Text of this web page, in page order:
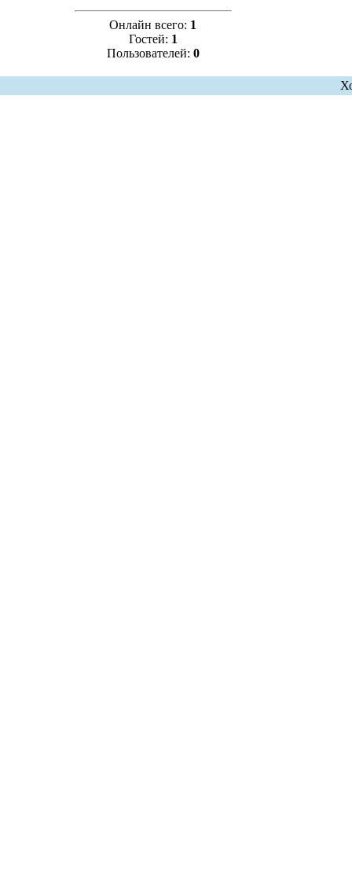
Онлайн всего: 1
Гостей: 1
Пользователей: 0